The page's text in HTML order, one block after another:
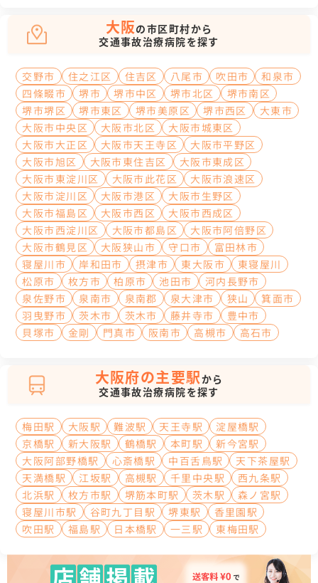
大阪の市区町村から
交通事故治療病院を探す
交野市 住之江区 住吉区 八尾市 吹田市
和泉市
四條畷市
堺市 堺市中区 堺市北区
堺市南区
堺市堺区
堺市東区 堺市美原区 堺市西区
大東市
大阪市中央区
大阪市北区
大阪市城東区
大阪市大正区
大阪市天王寺区
大阪市平野区
大阪市旭区
大阪市東住吉区
大阪市東成区
大阪市東淀川区
大阪市此花区
大阪市浪速区
大阪市淀川区
大阪市港区
大阪市生野区
大阪市福島区
大阪市西区
大阪市西成区
大阪市西淀川区
大阪市都島区
大阪市阿倍野区
大阪市鶴見区
大阪狭山市 守口市
富田林市
寝屋川市
岸和田市 摂津市 東大阪市
東寝屋川
松原市
枚方市 柏原市 池田市
河内長野市
泉佐野市
泉南市 泉南郡 泉大津市 狭山
箕面市
羽曳野市
茨木市 茨木市 藤井寺市
豊中市
貝塚市
金剛 門真市 阪南市 高槻市 高石市
大阪府の主要駅から
交通事故治療病院を探す
梅田駅 大阪駅 難波駅 天王寺駅
淀屋橋駅
京橋駅
新大阪駅 鶴橋駅 本町駅
新今宮駅
大阪阿部野橋駅
心斎橋駅 中百舌鳥駅
天下茶屋駅
天満橋駅
江坂駅 高槻駅 千里中央駅
西九条駅
北浜駅
枚方市駅 堺筋本町駅 茨木駅
森ノ宮駅
寝屋川市駅
谷町九丁目駅 堺東駅
香里園駅
吹田駅
福島駅 日本橋駅 一三駅 東梅田駅